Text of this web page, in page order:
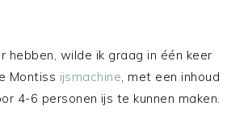
wilde ik graag in één keer
Montiss ijsmachine, met een inhoud
4-6 personen ijs te kunnen maken.